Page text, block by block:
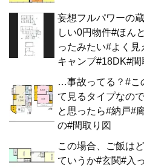
妄想フルパワーの
しい0円物件#ほん
ったみたい#よく見
キャンプ#18DK#間
…事故ってる？#こ
て見るタイプなの
と思ったら#納戸#
の#間取り図
この場合、ご飯は
ていうか#玄関#入